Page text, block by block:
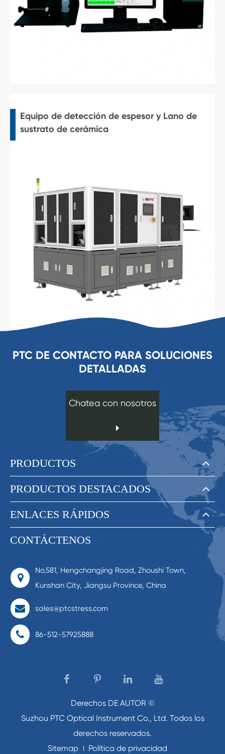
Equipo de detección de espesor y Lano de
sustrato de cerámica
PTC DE CONTACTO PARA SOLUCIONES
DETALLADAS
Chatea con nosotros
PRODUCTOS
PRODUCTOS DESTACADOS
ENLACES RÁPIDOS
CONTÁCTENOS
No.581, Hengchangjing Road, Zhoushi Town,
Kunshan City, Jiangsu Province, China
sales@ptcstress.com
86-512-57925888
Derechos DE AUTOR ©
Suzhou PTC Optical Instrument Co., Ltd. Todos los
derechos reservados.
Sitemap
Política de privacidad